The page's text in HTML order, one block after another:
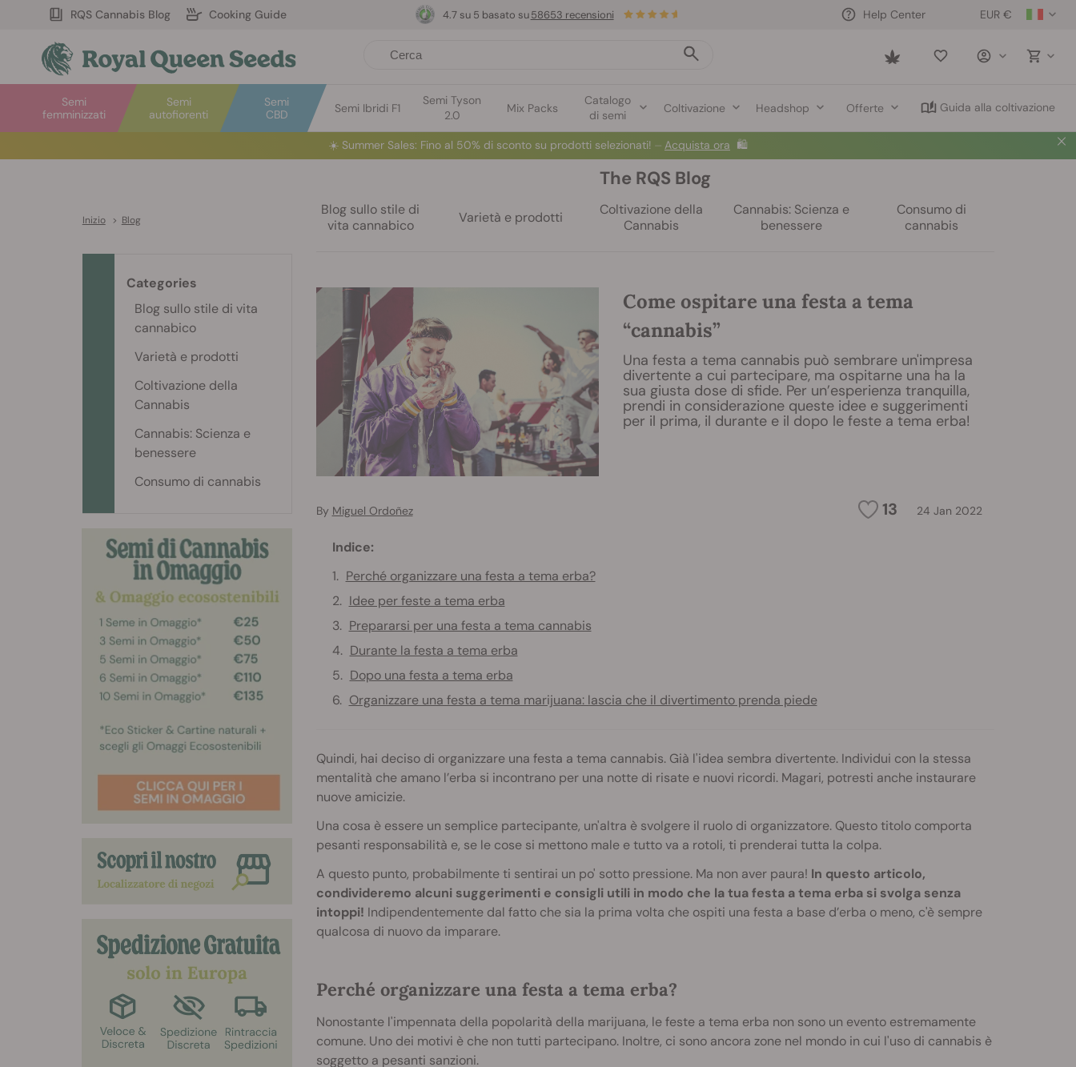
RQS Cannabis Blog Cooking Guide EUR €
Help Center
Saved
Semi
autofiorenti
Semi
femminizzati
Semi
CBD
Semi Ibridi F1
Semi Tyson
2.0
Mix Packs
Catalogo
di semi
Coltivazione Headshop Offerte Guida alla coltivazione
4.7 su 5 basato su 58653 recensioni
☀️ Summer Sales: Fino al 50% di sconto su prodotti selezionati! ⏤ Acquista ora 🛍️
Inizio > Blog
The RQS Blog
Blog sullo stile di
vita cannabico
Varietà e prodotti
Coltivazione della
Cannabis
Cannabis: Scienza e
benessere
Consumo di
cannabis
Come ospitare una festa a tema
“cannabis”
Una festa a tema cannabis può sembrare un'impresa
divertente a cui partecipare, ma ospitarne una ha la
sua giusta dose di sfide. Per un’esperienza tranquilla,
prendi in considerazione queste idee e suggerimenti
per il prima, il durante e il dopo le feste a tema erba!
13 24 Jan 2022
By Miguel Ordoñez
Indice:
Perché organizzare una festa a tema erba?
Idee per feste a tema erba
Prepararsi per una festa a tema cannabis
Durante la festa a tema erba
Dopo una festa a tema erba
Organizzare una festa a tema marijuana: lascia che il divertimento prenda piede
Quindi, hai deciso di organizzare una festa a tema cannabis. Già l'idea sembra divertente. Individui con la stessa
mentalità che amano l’erba si incontrano per una notte di risate e nuovi ricordi. Magari, potresti anche instaurare
nuove amicizie.
Una cosa è essere un semplice partecipante, un'altra è svolgere il ruolo di organizzatore. Questo titolo comporta
pesanti responsabilità e, se le cose si mettono male e tutto va a rotoli, ti prenderai tutta la colpa.
A questo punto, probabilmente ti sentirai un po' sotto pressione. Ma non aver paura! In questo articolo,
condivideremo alcuni suggerimenti e consigli utili in modo che la tua festa a tema erba si svolga senza
intoppi! Indipendentemente dal fatto che sia la prima volta che ospiti una festa a base d’erba o meno, c'è sempre
qualcosa di nuovo da imparare.
Perché organizzare una festa a tema erba?
Nonostante l'impennata della popolarità della marijuana, le feste a tema erba non sono un evento estremamente
comune. Uno dei motivi è che non tutti partecipano. Inoltre, ci sono ancora zone nel mondo in cui l'uso di cannabis è
soggetto a pesanti sanzioni.
Categories
Blog sullo stile di vita
cannabico
Varietà e prodotti
Coltivazione della
Cannabis
Cannabis: Scienza e
benessere
Consumo di cannabis